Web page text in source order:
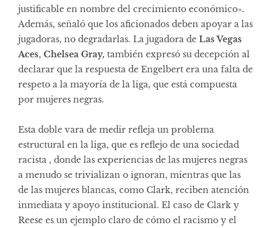
justificable en nombre del crecimiento económico».
Además, señaló que los aficionados deben apoyar a las
jugadoras, no degradarlas. La jugadora de Las Vegas
Aces, Chelsea Gray, también expresó su decepción al
declarar que la respuesta de Engelbert era una falta de
respeto a la mayoría de la liga, que está compuesta
por mujeres negras.
Esta doble vara de medir refleja un problema
estructural en la liga, que es reflejo de una sociedad
racista , donde las experiencias de las mujeres negras
a menudo se trivializan o ignoran, mientras que las
de las mujeres blancas, como Clark, reciben atención
inmediata y apoyo institucional. El caso de Clark y
Reese es un ejemplo claro de cómo el racismo y el